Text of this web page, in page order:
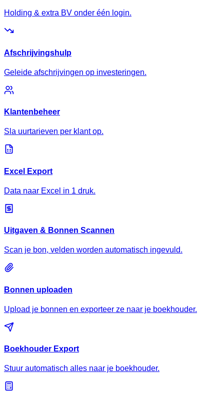
Holding & extra BV onder één login.
Afschrijvingshulp
Geleide afschrijvingen op investeringen.
Klantenbeheer
Sla uurtarieven per klant op.
Excel Export
Data naar Excel in 1 druk.
Uitgaven & Bonnen Scannen
Scan je bon, velden worden automatisch ingevuld.
Bonnen uploaden
Upload je bonnen en exporteer ze naar je boekhouder.
Boekhouder Export
Stuur automatisch alles naar je boekhouder.